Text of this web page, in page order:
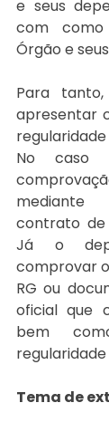
e seus
com como
Órgão e
Para
apresentar
No caso
contrato de
Já o
comprovar
RG ou
oficial que
bem
Tema de